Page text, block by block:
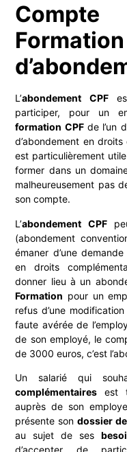
Compte
L’abondement CPF
participer, pour un
formation CPF de l’un
d’abondement en
est particulièrement
former dans un
malheureusement pas
son compte.
L’abondement CPF
(abondement
émaner d’une
en droits
donner lieu à un
Formation pour un
refus d’une
faute avérée de
de son employé, le
de 3000 euros, c’est
Un salarié qui
complémentaires est
auprès de son
présente sondossier
au sujet de ses
d’accepter de